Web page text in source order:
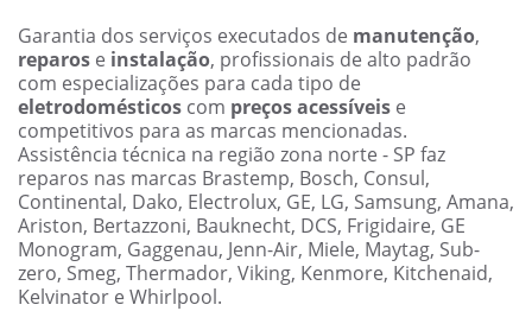
Garantia dos serviços executados de manutenção,
reparos e instalação, profissionais de alto padrão
com especializações para cada tipo de
eletrodomésticos com preços acessíveis e
competitivos para as marcas mencionadas.
Assistência técnica na região zona norte - SP faz
reparos nas marcas Brastemp, Bosch, Consul,
Continental, Dako, Electrolux, GE, LG, Samsung, Amana,
Ariston, Bertazzoni, Bauknecht, DCS, Frigidaire, GE
Monogram, Gaggenau, Jenn-Air, Miele, Maytag, Sub-
zero, Smeg, Thermador, Viking, Kenmore, Kitchenaid,
Kelvinator e Whirlpool.